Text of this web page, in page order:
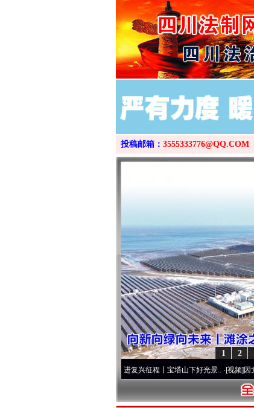
投稿邮箱： 3555333776@QQ.COM
2
1
牢记初心使命 奋进复兴征程丨宝塔山下好光景..·[视频]因党而生